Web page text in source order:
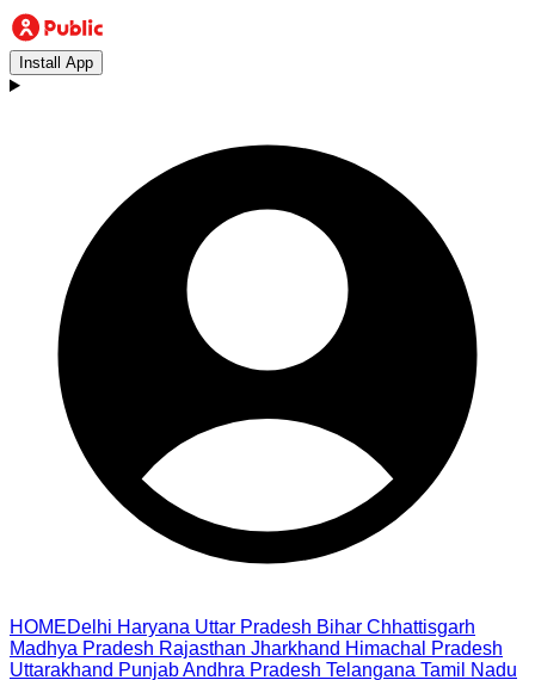
Install App
HOMEDelhi Haryana Uttar Pradesh Bihar Chhattisgarh
Madhya Pradesh Rajasthan Jharkhand Himachal Pradesh
Uttarakhand PunjabAndhra Pradesh Telangana Tamil Nadu